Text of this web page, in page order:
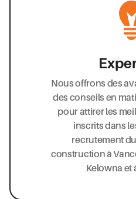
Nous offrons des
des conseils en
pour attirer les
inscrits dans
recrutement
construction à
Kelowna et